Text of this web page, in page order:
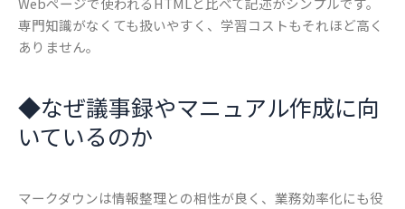
専門知識がなくても扱いやすく、学習コストもそれほど高く
ありません。
◆なぜ議事録やマニュアル作成に向
いているのか
マークダウンは情報整理との相性が良く、業務効率化にも役